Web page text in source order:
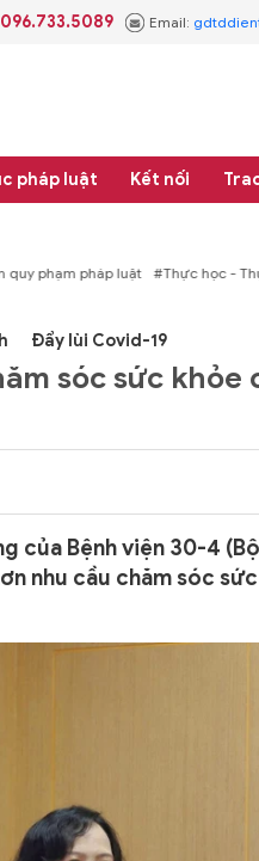
096.733.5089 Email:
pháp luật Kết nối
phạm pháp luật #Thực học - Thực
Đẩy lùi Covid-19
sóc sức khỏe
của Bệnh viện 30-4
nhu cầu chăm sóc